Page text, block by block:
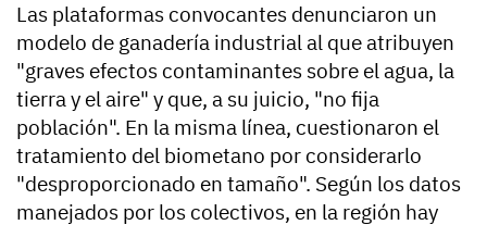
Las plataformas convocantes denunciaron un
modelo de ganadería industrial al que atribuyen
"graves efectos contaminantes sobre el agua, la
tierra y el aire" y que, a su juicio, "no fija
población". En la misma línea, cuestionaron el
tratamiento del biometano por considerarlo
"desproporcionado en tamaño". Según los datos
manejados por los colectivos, en la región hay